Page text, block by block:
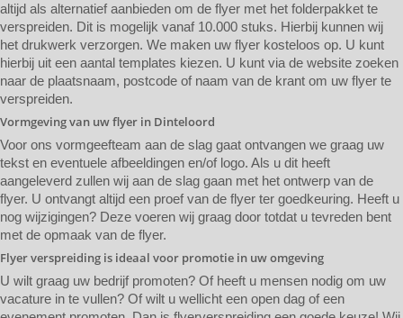
altijd als alternatief aanbieden om de flyer met het folderpakket te
verspreiden. Dit is mogelijk vanaf 10.000 stuks. Hierbij kunnen wij
het drukwerk verzorgen. We maken uw flyer kosteloos op. U kunt
hierbij uit een aantal templates kiezen. U kunt via de website zoeken
naar de plaatsnaam, postcode of naam van de krant om uw flyer te
verspreiden.
Vormgeving van uw flyer in Dinteloord
Voor ons vormgeefteam aan de slag gaat ontvangen we graag uw
tekst en eventuele afbeeldingen en/of logo. Als u dit heeft
aangeleverd zullen wij aan de slag gaan met het ontwerp van de
flyer. U ontvangt altijd een proef van de flyer ter goedkeuring. Heeft u
nog wijzigingen? Deze voeren wij graag door totdat u tevreden bent
met de opmaak van de flyer.
Flyer verspreiding is ideaal voor promotie in uw omgeving
U wilt graag uw bedrijf promoten? Of heeft u mensen nodig om uw
vacature in te vullen? Of wilt u wellicht een open dag of een